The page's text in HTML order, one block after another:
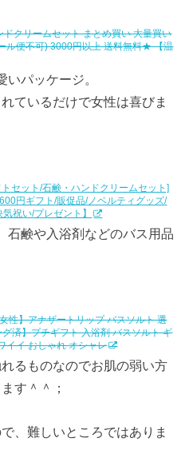
クリームセット まとめ買い 大量買い
ル便不可) 3000円以上 送料無料★ 【温
いパッケージ。
ているだけで女性は喜びま
セット/石鹸・ハンドクリームセット]
円ギフト/販促品/ノベルティグッズ/
祝い/プレゼント】
石鹸や入浴剤などのバス用品
性】アナザートリップ バスソルト 選
済】プチギフト 入浴剤 バスソルト ギ
イイ おしゃれ オシャレ
るものなのでお肌の弱い方
す＾＾；
、難しいところではありま